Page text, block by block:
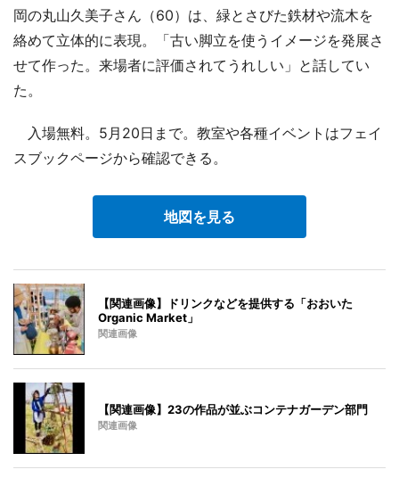
岡の丸山久美子さん（60）は、緑とさびた鉄材や流木を
絡めて立体的に表現。「古い脚立を使うイメージを発展さ
せて作った。来場者に評価されてうれしい」と話してい
た。
入場無料。5月20日まで。教室や各種イベントはフェイ
スブックページから確認できる。
地図を見る
【関連画像】ドリンクなどを提供する「おおいた
Organic Market」
関連画像
【関連画像】23の作品が並ぶコンテナガーデン部門
関連画像